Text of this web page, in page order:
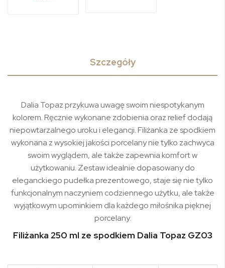
Szczegóły
Dalia Topaz przykuwa uwagę swoim niespotykanym
kolorem. Ręcznie wykonane zdobienia oraz relief dodają
niepowtarzalnego uroku i elegancji. Filiżanka ze spodkiem
wykonana z wysokiej jakości porcelany nie tylko zachwyca
swoim wyglądem, ale także zapewnia komfort w
użytkowaniu. Zestaw idealnie dopasowany do
eleganckiego pudełka prezentowego, staje się nie tylko
funkcjonalnym naczyniem codziennego użytku, ale także
wyjątkowym upominkiem dla każdego miłośnika pięknej
porcelany.
Filiżanka 250 ml ze spodkiem Dalia Topaz GZ03